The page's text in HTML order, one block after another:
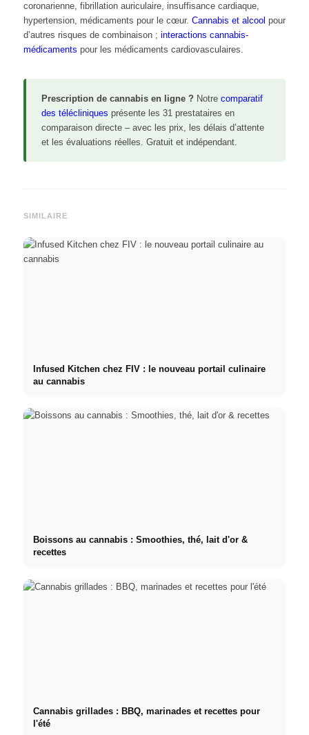
coronarienne, fibrillation auriculaire, insuffisance cardiaque,
hypertension, médicaments pour le cœur. Cannabis et alcool pour
d’autres risques de combinaison ; interactions cannabis-
médicaments pour les médicaments cardiovasculaires.
Prescription de cannabis en ligne ? Notre comparatif
des télécliniques présente les 31 prestataires en
comparaison directe – avec les prix, les délais d’attente
et les évaluations réelles. Gratuit et indépendant.
SIMILAIRE
Infused Kitchen chez FIV : le nouveau portail culinaire
au cannabis
Boissons au cannabis : Smoothies, thé, lait d'or &
recettes
Cannabis grillades : BBQ, marinades et recettes pour
l'été